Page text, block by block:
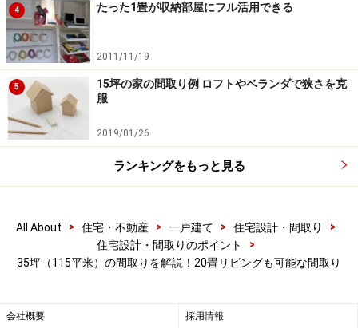
間取りのポイント2：家事動線（バックヤー
4 たった1畳が収納部屋にフル活用できる
2011/11/19
5
15坪の家の間取り例 ロフトやベランダで狭さを克
服
2019/01/26
ランキングをもっと見る
All About > 住宅・不動産 > 一戸建て > 住宅設計・間取り
>
住宅設計・間取りのポイント
>
35坪（115平米）の間取りを解説！20畳リビングも可能な間取り
会社概要 採用情報